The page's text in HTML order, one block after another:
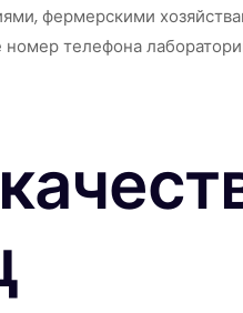
фермерскими
телефона